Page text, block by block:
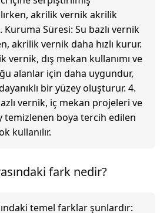
akrilik vernik akrilik
Kuruma Süresi: Su bazlı vernik
akrilik vernik daha hızlı kurur.
vernik, dış mekan kullanımı ve
alanlar için daha uygundur,
bir yüzey oluşturur. 4.
vernik, iç mekan projeleri ve
temizlenen boya tercih edilen
kullanılır.
fark nedir?
temel farklar şunlardır: